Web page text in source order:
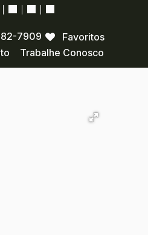
Trabalhe Conosco
Favoritos
7909